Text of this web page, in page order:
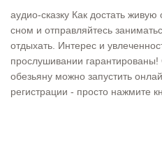
аудио-сказку Как достать
сном и отправляйтесь
отдыхать. Интерес и
прослушивании гарантированы!
обезьяну можно запустить
регистрации - просто нажмите